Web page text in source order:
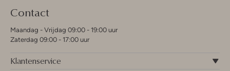
Contact
Maandag - Vrijdag 09:00 - 19:00 uur
Zaterdag 09:00 - 17:00 uur
Klantenservice